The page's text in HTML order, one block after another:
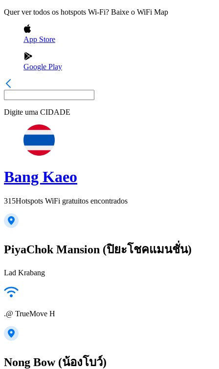
Quer ver todos os hotspots Wi-Fi? Baixe o WiFi Map
App Store
Google Play
Digite uma CIDADE
Bang Kaeo
315Hotspots WiFi gratuitos encontrados
PiyaChok Mansion (ปิยะโชคแมนชั่น)
Lad Krabang
.@ TrueMove H
Nong Bow (น้องโบว์)